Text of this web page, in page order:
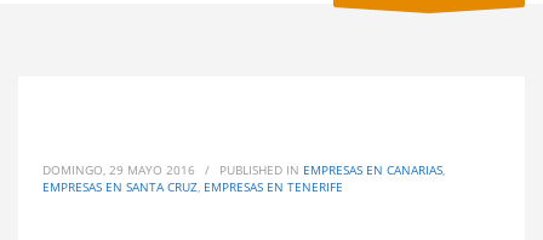
DOMINGO, 29 MAYO 2016 / PUBLISHED IN EMPRESAS EN CANARIAS,
EMPRESAS EN SANTA CRUZ, EMPRESAS EN TENERIFE